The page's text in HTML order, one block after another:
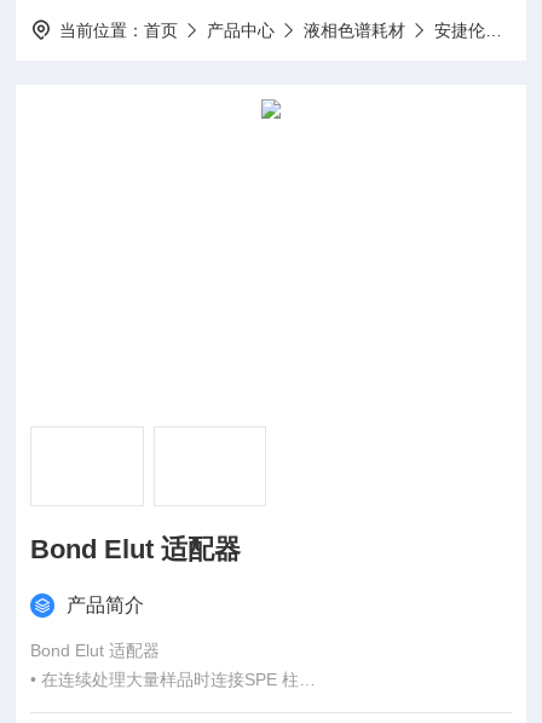
当前位置：首页 产品中心 液相色谱耗材 安捷伦液相耗材
Bond Elut 适配器
产品简介
Bond Elut 适配器
• 在连续处理大量样品时连接SPE 柱
• 扩展柱容量，适合更多应用